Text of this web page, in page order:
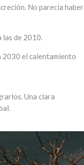
No parecía haber
las de 2010.
2030 el calentamiento
Una clara